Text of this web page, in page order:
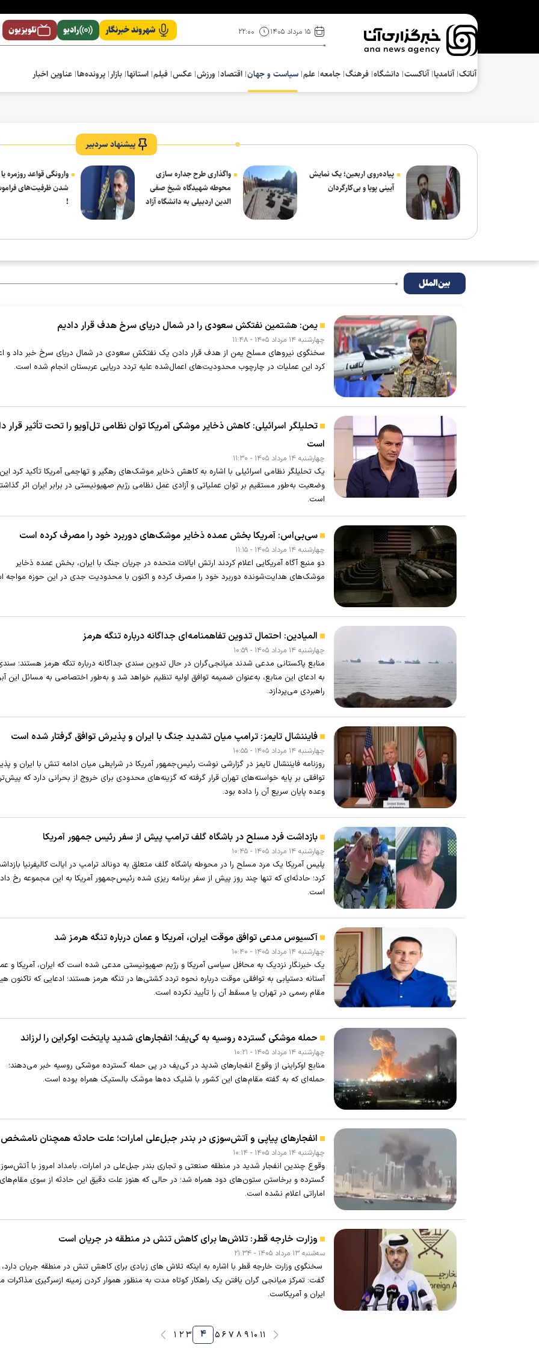
۱۵ مرداد ۱۴۰۵ ۲۲:۰۰ شهروند خبرنگار رادیو تلویزیون
آناتک آنامدیا آناکست دانشگاه فرهنگ‌ جامعه علم سیاست و جهان اقتصاد ورزش عکس فیلم استانها بازار پرونده‌ها عناوین اخبار
پیشنهاد سردبیر
پیاده‌روی اربعین؛ یک نمایش
آیینی پویا و بی‌کارگردان
واگذاری طرح جداره سازی
محوطه شهیدگاه شیخ صفی
الدین اردبیلی به دانشگاه آزاد
وارونگی قواعد روزمره
شدن ظرفیت‌های
!
بین‌الملل
یمن: هشتمین نفتکش سعودی را در شمال دریای سرخ هدف قرار دادیم
چهارشنبه ۱۴ مرداد ۱۴۰۵ - ۱۱:۴۸
سخنگوی نیرو‌های مسلح یمن از هدف قرار دادن یک نفتکش سعودی در شمال دریای سرخ خبر داد و
کرد این عملیات در چارچوب محدودیت‌های اعمال‌شده علیه تردد دریایی عربستان انجام شده است.
تحلیلگر اسرائیلی: کاهش ذخایر موشکی آمریکا توان نظامی تل‌آویو را تحت تأثیر قرار
است
چهارشنبه ۱۴ مرداد ۱۴۰۵ - ۱۱:۳۰
یک تحلیلگر نظامی اسرائیلی با اشاره به کاهش ذخایر موشک‌های رهگیر و تهاجمی آمریکا تأکید کرد این
وضعیت به‌طور مستقیم بر توان عملیاتی و آزادی عمل نظامی رژیم صهیونیستی در برابر ایران اثر
است.
سی‌بی‌اس: آمریکا بخش عمده ذخایر موشک‌های دوربرد خود را مصرف کرده است
چهارشنبه ۱۴ مرداد ۱۴۰۵ - ۱۱:۱۵
دو منبع آگاه آمریکایی اعلام کردند ارتش ایالات متحده در جریان جنگ با ایران، بخش عمده ذخایر
موشک‌های هدایت‌شونده دوربرد خود را مصرف کرده و اکنون با محدودیت جدی در این حوزه مواجه
المیادین: احتمال تدوین تفاهمنامه‌ای جداگانه درباره تنگه هرمز
چهارشنبه ۱۴ مرداد ۱۴۰۵ - ۱۰:۵۹
منابع پاکستانی مدعی شدند میانجی‌گران در حال تدوین سندی جداگانه درباره تنگه هرمز هستند؛
به ادعای این منابع، به‌عنوان ضمیمه توافق اولیه تنظیم خواهد شد و به‌طور اختصاصی به مسائل این
راهبردی می‌پردازد.
فایننشال تایمز: ترامپ میان تشدید جنگ با ایران و پذیرش توافق گرفتار شده است
چهارشنبه ۱۴ مرداد ۱۴۰۵ - ۱۰:۵۵
روزنامه فایننشال تایمز در گزارشی نوشت رئیس‌جمهور آمریکا در شرایطی میان ادامه تنش با ایران و
توافقی بر پایه خواسته‌های تهران قرار گرفته که گزینه‌های محدودی برای خروج از بحرانی دارد که
وعده پایان سریع آن را داده بود.
بازداشت فرد مسلح در باشگاه گلف ترامپ پیش از سفر رئیس جمهور آمریکا
چهارشنبه ۱۴ مرداد ۱۴۰۵ - ۱۰:۴۵
پلیس آمریکا یک مرد مسلح را در محوطه باشگاه گلف متعلق به دونالد ترامپ در ایالت کالیفرنیا
کرد؛ حادثه‌ای که تنها چند روز پیش از سفر برنامه ریزی شده رئیس‌جمهور آمریکا به این مجموعه رخ
است.
آکسیوس مدعی توافق موقت ایران، آمریکا و عمان درباره تنگه هرمز شد
چهارشنبه ۱۴ مرداد ۱۴۰۵ - ۱۰:۴۰
یک خبرنگار نزدیک به محافل سیاسی آمریکا و رژیم صهیونیستی مدعی شده است که ایران، آمریکا و
آستانه دستیابی به توافقی موقت درباره نحوه تردد کشتی‌ها در تنگه هرمز هستند؛ ادعایی که تاکنون
مقام رسمی در تهران یا مسقط آن را تأیید نکرده است.
حمله موشکی گسترده روسیه به کی‌یف؛ انفجار‌های شدید پایتخت اوکراین را لرزاند
چهارشنبه ۱۴ مرداد ۱۴۰۵ - ۱۰:۲۱
منابع اوکراینی از وقوع انفجار‌های شدید در کی‌یف در پی حمله گسترده موشکی روسیه خبر می‌دهند؛
حمله‌ای که به گفته مقام‌های این کشور با شلیک ده‌ها موشک بالستیک همراه بوده است.
انفجار‌های پیاپی و آتش‌سوزی در بندر جبل‌علی امارات؛ علت حادثه همچنان نامشخص
چهارشنبه ۱۴ مرداد ۱۴۰۵ - ۱۰:۱۴
وقوع چندین انفجار شدید در منطقه صنعتی و تجاری بندر جبل‌علی در امارات، بامداد امروز با
گسترده و برخاستن ستون‌های دود همراه شد؛ در حالی که هنوز علت دقیق این حادثه از سوی مقام‌های
اماراتی اعلام نشده است.
وزارت خارجه قطر: تلاش‌ها برای کاهش تنش در منطقه در جریان است
سه‌شنبه ۱۳ مرداد ۱۴۰۵ - ۲۱:۳۴
سخنگوی وزارت خارجه قطر با اشاره به اینکه تلاش های زیادی برای کاهش تنش در منطقه جریان دارد،
گفت: تمرکز میانجی گران یافتن یک راهکار کوتاه مدت به منظور هموار کردن زمینه ازسرگیری مذاکرات
ایران و آمریکاست.
۱ ۲ ۳ ۴ ۵ ۶ ۷ ۸ ۹ ۱۰ ۱۱